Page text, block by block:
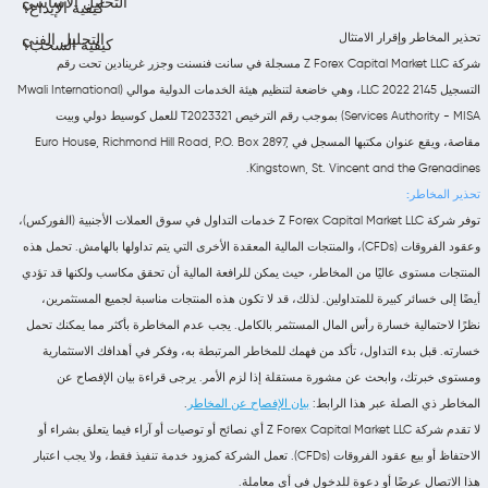
التحليل الفني
كيفية الإيداع؟
كيفية السحب؟
تحذير المخاطر وإقرار الامتثال
شركة Z Forex Capital Market LLC مسجلة في سانت فنسنت وجزر غرينادين تحت رقم
التسجيل 2145 LLC 2022، وهي خاضعة لتنظيم هيئة الخدمات الدولية موالي (Mwali International
Services Authority - MISA) بموجب رقم الترخيص T2023321 للعمل كوسيط دولي وبيت
مقاصة، ويقع عنوان مكتبها المسجل في Euro House, Richmond Hill Road, P.O. Box 2897,
Kingstown, St. Vincent and the Grenadines.
تحذير المخاطر:
توفر شركة Z Forex Capital Market LLC خدمات التداول في سوق العملات الأجنبية (الفوركس)،
وعقود الفروقات (CFDs)، والمنتجات المالية المعقدة الأخرى التي يتم تداولها بالهامش. تحمل هذه
المنتجات مستوى عاليًا من المخاطر، حيث يمكن للرافعة المالية أن تحقق مكاسب ولكنها قد تؤدي
أيضًا إلى خسائر كبيرة للمتداولين. لذلك، قد لا تكون هذه المنتجات مناسبة لجميع المستثمرين،
نظرًا لاحتمالية خسارة رأس المال المستثمر بالكامل. يجب عدم المخاطرة بأكثر مما يمكنك تحمل
خسارته. قبل بدء التداول، تأكد من فهمك للمخاطر المرتبطة به، وفكر في أهدافك الاستثمارية
ومستوى خبرتك، وابحث عن مشورة مستقلة إذا لزم الأمر. يرجى قراءة بيان الإفصاح عن
المخاطر ذي الصلة عبر هذا الرابط: بيان الإفصاح عن المخاطر .
لا تقدم شركة Z Forex Capital Market LLC أي نصائح أو توصيات أو آراء فيما يتعلق بشراء أو
الاحتفاظ أو بيع عقود الفروقات (CFDs). تعمل الشركة كمزود خدمة تنفيذ فقط، ولا يجب اعتبار
هذا الاتصال عرضًا أو دعوة للدخول في أي معاملة.